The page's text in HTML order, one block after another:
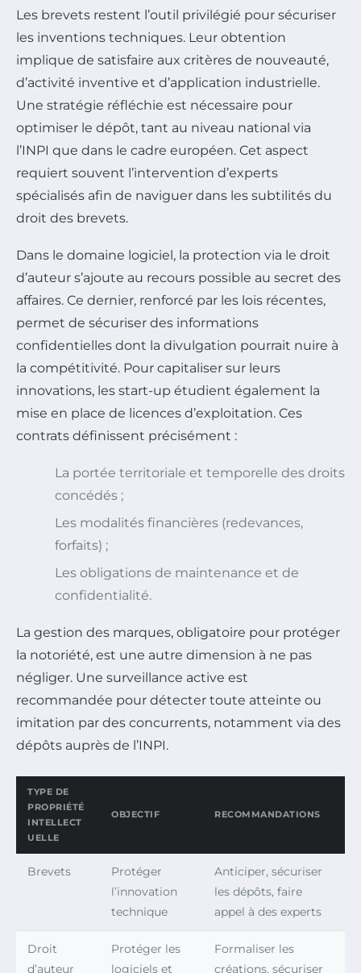
Les brevets restent l’outil privilégié pour sécuriser
les inventions techniques. Leur obtention
implique de satisfaire aux critères de nouveauté,
d’activité inventive et d’application industrielle.
Une stratégie réfléchie est nécessaire pour
optimiser le dépôt, tant au niveau national via
l’INPI que dans le cadre européen. Cet aspect
requiert souvent l’intervention d’experts
spécialisés afin de naviguer dans les subtilités du
droit des brevets.
Dans le domaine logiciel, la protection via le droit
d’auteur s’ajoute au recours possible au secret des
affaires. Ce dernier, renforcé par les lois récentes,
permet de sécuriser des informations
confidentielles dont la divulgation pourrait nuire à
la compétitivité. Pour capitaliser sur leurs
innovations, les start-up étudient également la
mise en place de licences d’exploitation. Ces
contrats définissent précisément :
La portée territoriale et temporelle des droits
concédés ;
Les modalités financières (redevances,
forfaits) ;
Les obligations de maintenance et de
confidentialité.
La gestion des marques, obligatoire pour protéger
la notoriété, est une autre dimension à ne pas
négliger. Une surveillance active est
recommandée pour détecter toute atteinte ou
imitation par des concurrents, notamment via des
dépôts auprès de l’INPI.
TYPE DE
PROPRIÉTÉ
INTELLECT
UELLE
OBJECTIF RECOMMANDATIONS
Brevets
Protéger
l’innovation
technique
Anticiper, sécuriser
les dépôts, faire
appel à des experts
Droit
d’auteur
Protéger les
logiciels et
Formaliser les
créations, sécuriser